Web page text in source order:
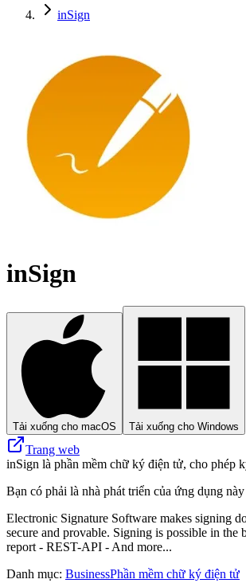
inSign
inSign
Tải xuống cho macOS Tải xuống cho Windows
Trang web
inSign là phần mềm chữ ký điện tử, cho phép
Bạn có phải là nhà phát triển của ứng dụng
Electronic Signature Software makes signing
secure and provable. Signing is possible in
report - REST-API - And more...
Danh mục: BusinessPhần mềm chữ ký điện tử